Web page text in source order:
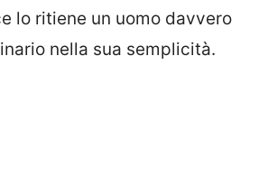
lo ritiene un uomo davvero
nella sua semplicità.